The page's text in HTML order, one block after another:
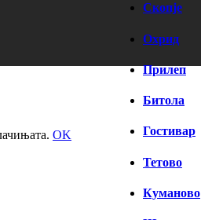
Скопје
Охрид
Прилеп
Битола
Гостивар
Тетово
Куманово
OK